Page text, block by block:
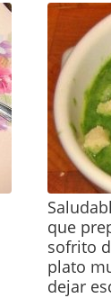
que
sofrito
plato
dejar